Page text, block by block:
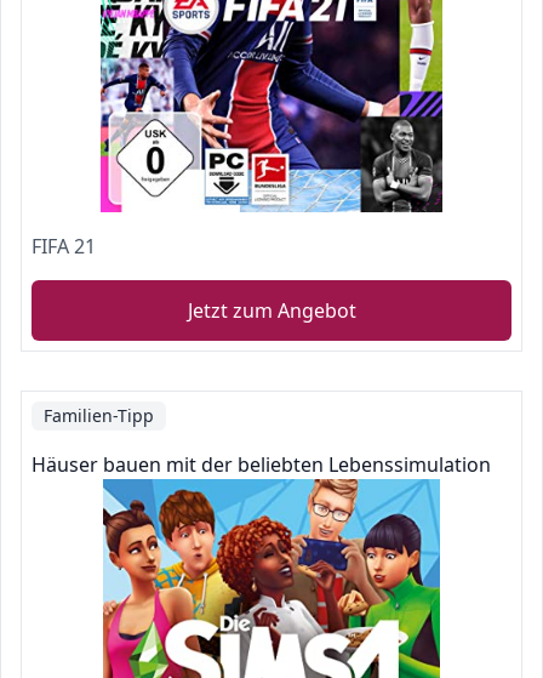
FIFA 21
Jetzt zum Angebot
Familien-Tipp
Häuser bauen mit der beliebten Lebenssimulation